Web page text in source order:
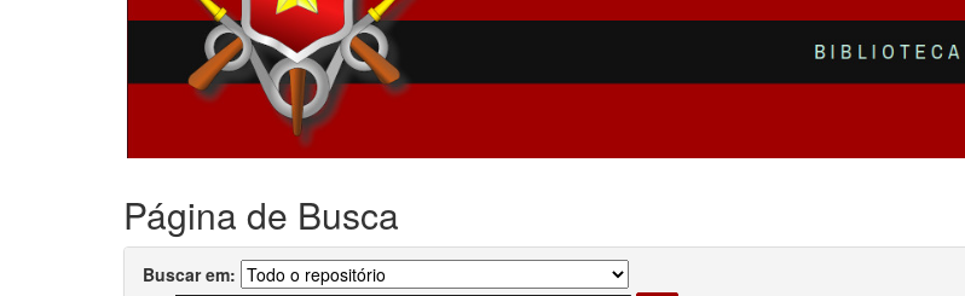
Página de Busca
Buscar em: